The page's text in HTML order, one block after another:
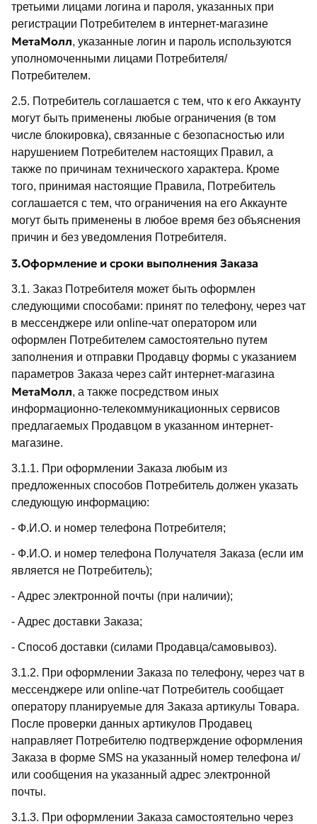
третьими лицами логина и пароля, указанных при
регистрации Потребителем в интернет-магазине
МетаМолл, указанные логин и пароль используются
уполномоченными лицами Потребителя/
Потребителем.
2.5. Потребитель соглашается с тем, что к его Аккаунту
могут быть применены любые ограничения (в том
числе блокировка), связанные с безопасностью или
нарушением Потребителем настоящих Правил, а
также по причинам технического характера. Кроме
того, принимая настоящие Правила, Потребитель
соглашается с тем, что ограничения на его Аккаунте
могут быть применены в любое время без объяснения
причин и без уведомления Потребителя.
3.Оформление и сроки выполнения Заказа
3.1. Заказ Потребителя может быть оформлен
следующими способами: принят по телефону, через чат
в мессенджере или online-чат оператором или
оформлен Потребителем самостоятельно путем
заполнения и отправки Продавцу формы с указанием
параметров Заказа через сайт интернет-магазина
МетаМолл, а также посредством иных
информационно-телекоммуникационных сервисов
предлагаемых Продавцом в указанном интернет-
магазине.
3.1.1. При оформлении Заказа любым из
предложенных способов Потребитель должен указать
следующую информацию:
- Ф.И.О. и номер телефона Потребителя;
- Ф.И.О. и номер телефона Получателя Заказа (если им
является не Потребитель);
- Адрес электронной почты (при наличии);
- Адрес доставки Заказа;
- Способ доставки (силами Продавца/самовывоз).
3.1.2. При оформлении Заказа по телефону, через чат в
мессенджере или online-чат Потребитель сообщает
оператору планируемые для Заказа артикулы Товара.
После проверки данных артикулов Продавец
направляет Потребителю подтверждение оформления
Заказа в форме SMS на указанный номер телефона и/
или сообщения на указанный адрес электронной
почты.
3.1.3. При оформлении Заказа самостоятельно через